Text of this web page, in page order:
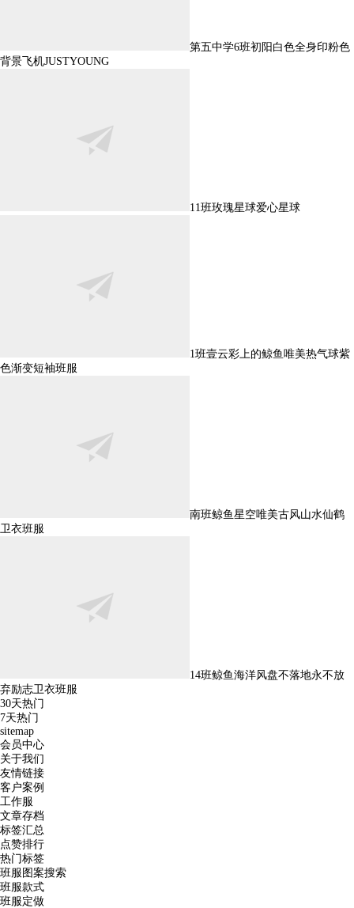
第五中学6班初阳白色全身印粉色
背景飞机JUSTYOUNG
11班玫瑰星球爱心星球
1班壹云彩上的鲸鱼唯美热气球紫
色渐变短袖班服
南班鲸鱼星空唯美古风山水仙鹤
卫衣班服
14班鲸鱼海洋风盘不落地永不放
弃励志卫衣班服
30天热门
7天热门
sitemap
会员中心
关于我们
友情链接
客户案例
工作服
文章存档
标签汇总
点赞排行
热门标签
班服图案搜索
班服款式
班服定做